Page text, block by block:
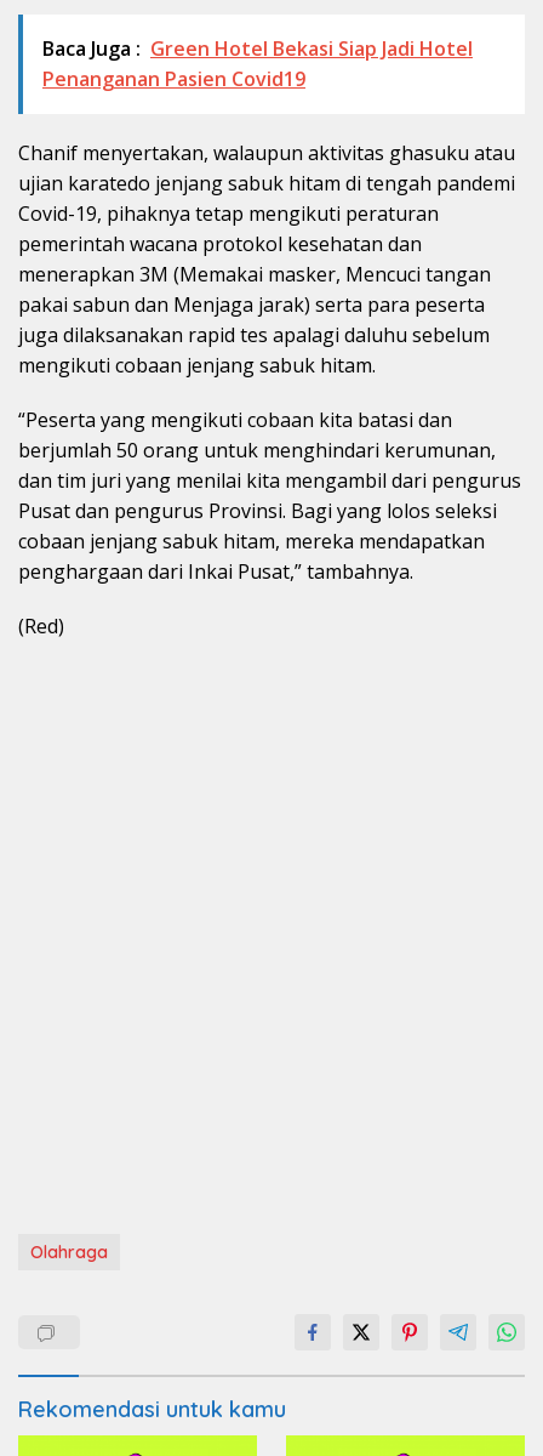
Baca Juga : Green Hotel Bekasi Siap Jadi Hotel
Penanganan Pasien Covid19
Chanif menyertakan, walaupun aktivitas ghasuku atau
ujian karatedo jenjang sabuk hitam di tengah pandemi
Covid-19, pihaknya tetap mengikuti peraturan
pemerintah wacana protokol kesehatan dan
menerapkan 3M (Memakai masker, Mencuci tangan
pakai sabun dan Menjaga jarak) serta para peserta
juga dilaksanakan rapid tes apalagi daluhu sebelum
mengikuti cobaan jenjang sabuk hitam.
“Peserta yang mengikuti cobaan kita batasi dan
berjumlah 50 orang untuk menghindari kerumunan,
dan tim juri yang menilai kita mengambil dari pengurus
Pusat dan pengurus Provinsi. Bagi yang lolos seleksi
cobaan jenjang sabuk hitam, mereka mendapatkan
penghargaan dari Inkai Pusat,” tambahnya.
(Red)
Olahraga
Rekomendasi untuk kamu